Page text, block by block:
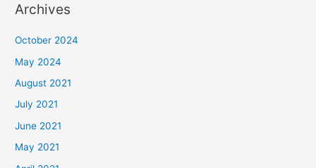
Archives
October 2024
May 2024
August 2021
July 2021
June 2021
May 2021